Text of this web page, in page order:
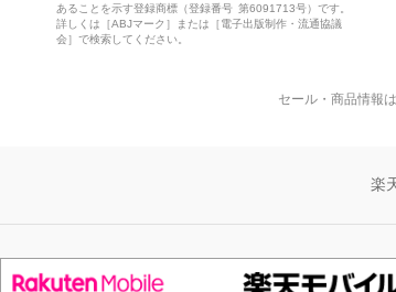
あることを示す登録商標（登録番号 第6091713号）です。
詳しくは［ABJマーク］または［電子出版制作・流通協議
会］で検索してください。
セール・商品情報
楽